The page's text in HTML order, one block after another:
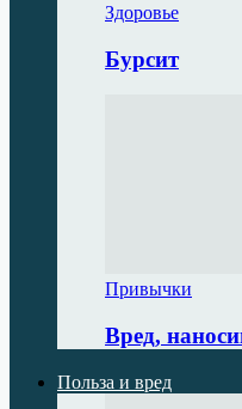
Здоровье
Бурсит
Привычки
Вред,
Польза и вред